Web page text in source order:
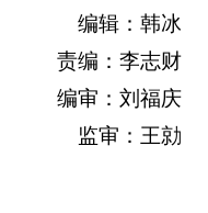
编辑：韩冰
责编：李志财
编审：刘福庆
监审：王勍